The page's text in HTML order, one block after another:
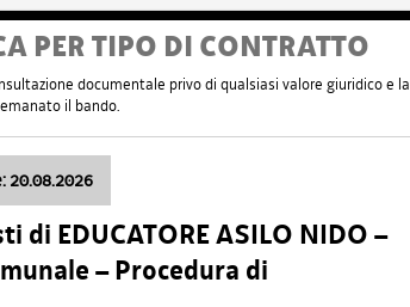
PER TIPO DI CONTRATTO
documentale privo di qualsiasi valore giuridico e la
il bando.
20.08.2026
di EDUCATORE ASILO NIDO –
– Procedura di